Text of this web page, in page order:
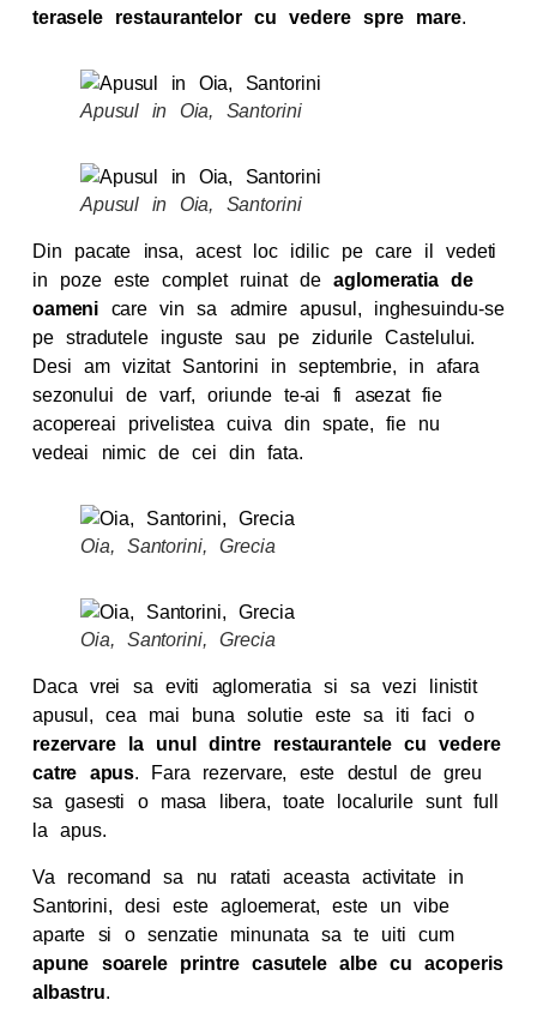
terasele restaurantelor cu vedere spre mare.
Apusul in Oia, Santorini
Apusul in Oia, Santorini
Din pacate insa, acest loc idilic pe care il vedeti
in poze este complet ruinat deaglomeratia de
oameni care vin sa admire apusul, inghesuindu-se
pe stradutele inguste sau pe zidurile Castelului.
Desi am vizitat Santorini in septembrie, in afara
sezonului de varf, oriunde te-ai fi asezat fie
acopereai privelistea cuiva din spate, fie nu
vedeai nimic de cei din fata.
Oia, Santorini, Grecia
Oia, Santorini, Grecia
Daca vrei sa eviti aglomeratia si sa vezi linistit
apusul, cea mai buna solutie este sa iti faci o
rezervare la unul dintre restaurantele cu vedere
catre apus. Fara rezervare, este destul de greu
sa gasesti o masa libera, toate localurile sunt full
la apus.
Va recomand sa nu ratati aceasta activitate in
Santorini, desi este agloemerat, este un vibe
aparte si o senzatie minunata sa te uiti cum
apune soarele printre casutele albe cu acoperis
albastru.